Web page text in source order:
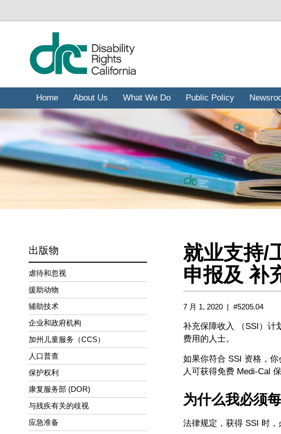
至
Home About Us What We Do Public Policy
出版物
虐待和忽视
援助动物
辅助技术
企业和政府机构
加州儿童服务（CCS）
人口普查
保护权利
康复服务部 (DOR)
与残疾有关的歧视
应急准备
就业支持/
申报及 补
7 月 1, 2020 #5205.04
补充保障收入 （SSI）计
费用的人士。
如果你符合 SSI 资格，
人可获得免费 Medi-Cal 保
为什么我必须
法律规定，获得 SSI 时，